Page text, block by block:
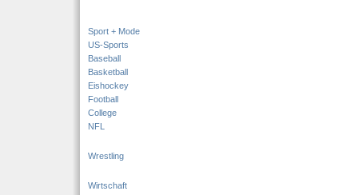
Sport + Mode
US-Sports
Baseball
Basketball
Eishockey
Football
College
NFL
Wrestling
Wirtschaft